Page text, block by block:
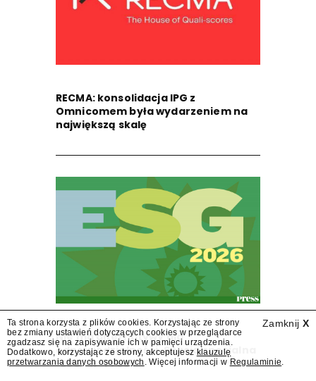
RECMA: konsolidacja IPG z
Omnicomem była wydarzeniem na
największą skalę
Nie ma alternatywy dla
odpowiedzialności. Sekcja specjalna
"ESG" w "Press"
Zamknij X
Ta strona korzysta z plików cookies. Korzystając ze strony
bez zmiany ustawień dotyczących cookies w przeglądarce
zgadzasz się na zapisywanie ich w pamięci urządzenia.
Dodatkowo, korzystając ze strony, akceptujesz klauzulę
przetwarzania danych osobowych . Więcej informacji w Regulaminie.